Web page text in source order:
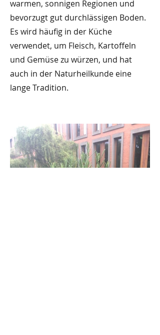
warmen, sonnigen Regionen und
bevorzugt gut durchlässigen Boden.
Es wird häufig in der Küche
verwendet, um Fleisch, Kartoffeln
und Gemüse zu würzen, und hat
auch in der Naturheilkunde eine
lange Tradition.